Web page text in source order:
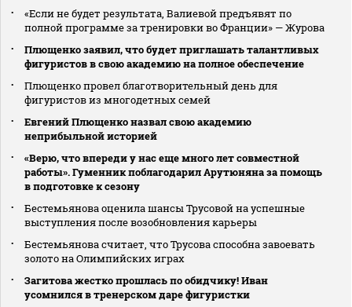
«Если не будет результата, Валиевой предъявят по
полной программе за тренировки во Франции» — Журова
Плющенко заявил, что будет приглашать талантливых
фигуристов в свою академию на полное обеспечение
Плющенко провел благотворительный день для
фигуристов из многодетных семей
Евгений Плющенко назвал свою академию
неприбыльной историей
«Верю, что впереди у нас еще много лет совместной
работы». Гуменник поблагодарил Арутюняна за помощь
в подготовке к сезону
Бестемьянова оценила шансы Трусовой на успешные
выступления после возобновления карьеры
Бестемьянова считает, что Трусова способна завоевать
золото на Олимпийских играх
Загитова жестко прошлась по обидчику! Иван
усомнился в тренерском даре фигуристки